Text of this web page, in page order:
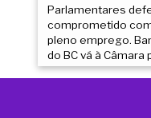
Parlamentares
comprometido
pleno emprego.
do BC vá à